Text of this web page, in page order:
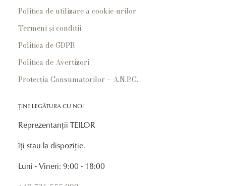
Politica de utilizare a cookie-urilor
Termeni și conditii
Politica de GDPR
Politica de Avertizori
Protecția Consumatorilor – A.N.P.C.
ȚINE LEGĂTURA CU NOI
Reprezentanții TEILOR
îți stau la dispoziție.
Luni - Vineri: 9:00 - 18:00